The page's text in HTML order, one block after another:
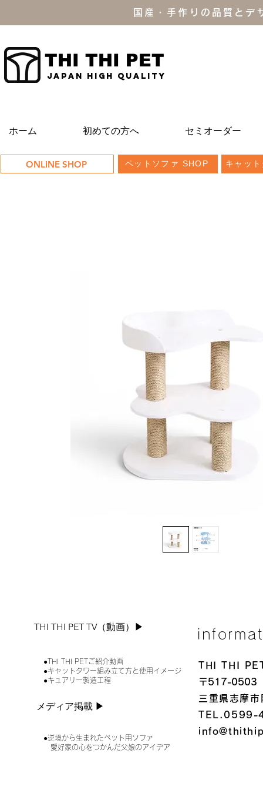
国産・手作りの品質と
THI THI PET
JAPAN high quality
ホーム 初めての方へ セミオーダー
ONLINE SHOP ペットソファ SHOP キャッ
THI THI PET TV（動画）▶︎
●THI THI PETご紹介動画
●キャットタワー組み立て方と使用イメージ
●キュアリー製造工程
メディア掲載 ▶︎
●逆境から生まれたペット用ソファ
愛好家の心をつかんだ父娘のアイデア
THI THI
〒517-0503
三重県志摩
TEL.0599-